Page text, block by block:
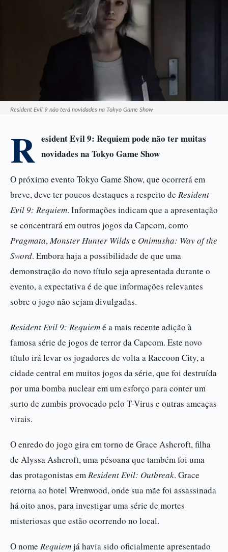
Resident Evil 9 não terá novidades na Tokyo Game Show
R esident Evil 9: Requiem pode não ter muitas
novidades na Tokyo Game Show
O próximo evento Tokyo Game Show, que ocorrerá em
breve, deve ter poucos destaques a respeito de Resident
Evil 9: Requiem. Informações indicam que a apresentação
se concentrará em outros jogos da Capcom, como
Pragmata,Monster Hunter Wildse Onimusha: Way of the
Sword. Embora haja a possibilidade de que uma
demonstração do novo título seja apresentada durante o
evento, a expectativa é de que informações relevantes
sobre o jogo não sejam divulgadas.
Resident Evil 9: Requiemé a mais recente adição à
famosa série de jogos de terror da Capcom. Este novo
título irá levar os jogadores de volta a Raccoon City, a
cidade central em muitos jogos da série, que foi destruída
por uma bomba nuclear em um esforço para conter um
surto de zumbis provocado pelo T-Virus e outras ameaças
virais.
O enredo do jogo gira em torno de Grace Ashcroft, filha
de Alyssa Ashcroft, uma pésoana que também foi uma
das protagonistas emResident Evil: Outbreak. Grace
retorna ao hotel Wrenwood, onde sua mãe foi assassinada
há oito anos, para investigar uma série de mortes
misteriosas que estão ocorrendo no local.
O nome Requiemjá havia sido oficialmente apresentado